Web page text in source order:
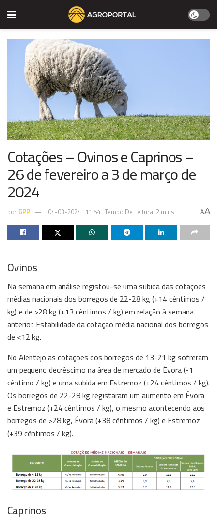
Cotações – Ovinos e Caprinos –
26 de fevereiro a 3 de março de
2024
por GPP 04-03-2024 | 11:54 Tempo De Leitura: 2 mins AA
Ovinos
Na semana em análise registou-se uma subida das cotações
médias nacionais dos borregos de 22-28 kg (+14 cêntimos /
kg) e de >28 kg (+13 cêntimos / kg) em relação à semana
anterior. Estabilidade da cotação média nacional dos borregos
de <12 kg.
No Alentejo as cotações dos borregos de 13-21 kg sofreram
um pequeno decréscimo na área de mercado de Évora (-1
cêntimo / kg) e uma subida em Estremoz (+24 cêntimos / kg).
Os borregos de 22-28 kg registaram um aumento em Évora
e Estremoz (+24 cêntimos / kg), o mesmo acontecendo aos
borregos de >28 kg, Évora (+38 cêntimos / kg) e Estremoz
(+39 cêntimos / kg).
Caprinos